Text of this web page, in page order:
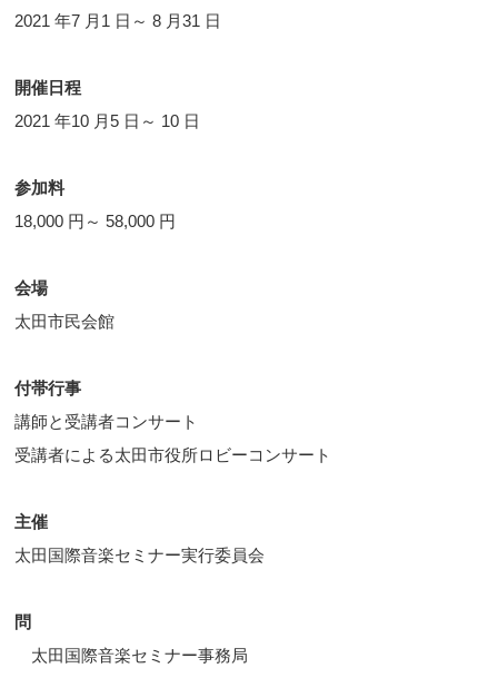
2021 年7 月1 日～ 8 月31 日
開催日程
2021 年10 月5 日～ 10 日
参加料
18,000 円～ 58,000 円
会場
太田市民会館
付帯行事
講師と受講者コンサート
受講者による太田市役所ロビーコンサート
主催
太田国際音楽セミナー実行委員会
問
太田国際音楽セミナー事務局